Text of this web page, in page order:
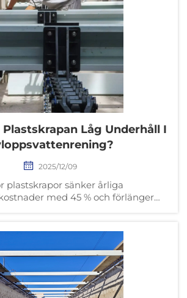
Låg Underhåll I
2025/12/09
plastskrapor sänker årliga
med 45 % och förlänger
dataunderstödd ROI.